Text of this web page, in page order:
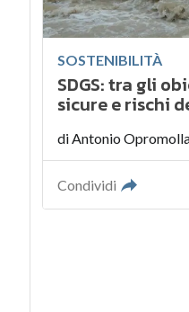
SOSTENIBILITÀ
SDGS: tra gli
sicure e rischi
diAntonio
Condividi